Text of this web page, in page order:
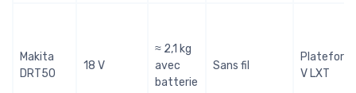
Makita
DRT50
18 V
≈ 2,1 kg
avec
batterie
Sans fil
V LXT